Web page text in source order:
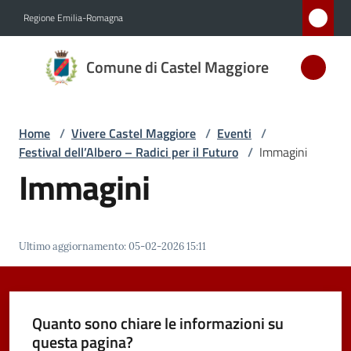
Regione Emilia-Romagna
Comune di Castel Maggiore
Comune
di Castel
D'ARGENTO
AL MERITO
Amministrazione
Novità
Servizi
Home / Vivere Castel Maggiore / Eventi /
Festival dell’Albero – Radici per il Futuro / Immagini
Immagini
Ultimo aggiornamento:05-02-2026 15:11
Quanto sono chiare le informazioni su
questa pagina?